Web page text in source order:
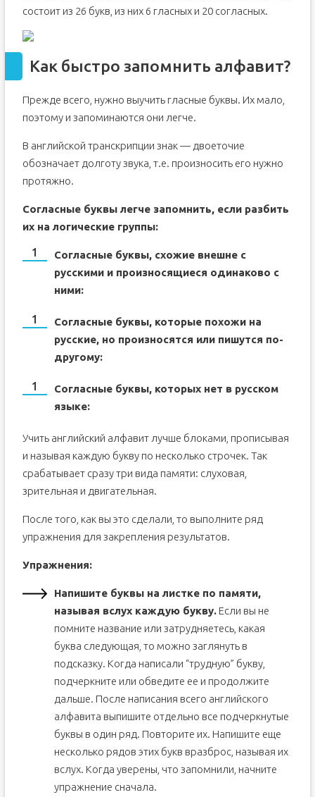
состоит из 26 букв, из них 6 гласных и 20 согласных.
Как быстро запомнить алфавит?
Прежде всего, нужно выучить гласные буквы. Их мало,
поэтому и запоминаются они легче.
В английской транскрипции знак — двоеточие
обозначает долготу звука, т.е. произносить его нужно
протяжно.
Согласные буквы легче запомнить, если разбить
их на логические группы:
Согласные буквы, схожие внешне с
русскими и произносящиеся одинаково с
ними:
Согласные буквы, которые похожи на
русские, но произносятся или пишутся по-
другому:
Согласные буквы, которых нет в русском
языке:
Учить английский алфавит лучше блоками, прописывая
и называя каждую букву по несколько строчек. Так
срабатывает сразу три вида памяти: слуховая,
зрительная и двигательная.
После того, как вы это сделали, то выполните ряд
упражнения для закрепления результатов.
Упражнения:
Напишите буквы на листке по памяти,
называя вслух каждую букву.Если вы не
помните название или затрудняетесь, какая
буква следующая, то можно заглянуть в
подсказку. Когда написали “трудную” букву,
подчеркните или обведите ее и продолжите
дальше. После написания всего английского
алфавита выпишите отдельно все подчеркнутые
буквы в один ряд. Повторите их. Напишите еще
несколько рядов этих букв вразброс, называя их
вслух. Когда уверены, что запомнили, начните
упражнение сначала.